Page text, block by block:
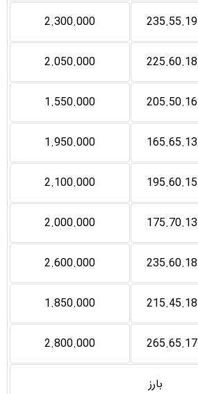
235.55.19
2.300.000
225.60.18
2.050.000
205.50.16
1.550.000
165.65.13
1.950.000
195.60.15
2.100.000
175.70.13
2.000.000
235.60.18
2.600.000
215.45.18
1.850.000
265.65.17
2.800.000
بارز